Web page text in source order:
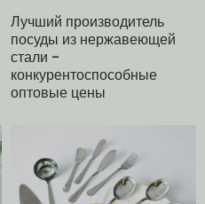
Лучший производитель
посуды из нержавеющей
стали -
конкурентоспособные
оптовые цены